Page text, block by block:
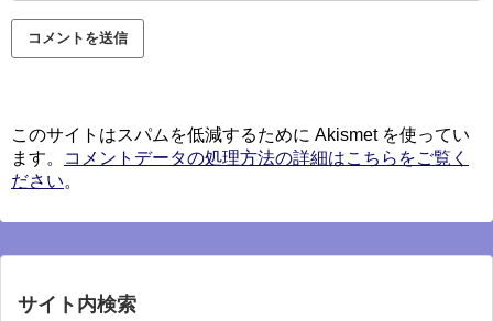
このサイトはスパムを低減するために Akismet を使ってい
ます。
コメントデータの処理方法の詳細はこちらをご覧く
ださい。
サイト内検索